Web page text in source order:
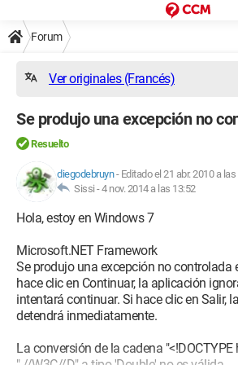
Forum
Ver originales (Francés)
Se produjo una excepción no
Resuelto
diegodebruyn- Editado el 21 abr. 2010 a
Sissi -4 nov. 2014 a las 13:52
Hola, estoy en Windows 7
Microsoft.NET Framework
Se produjo una excepción no controlada
hace clic en Continuar, la aplicación
intentará continuar. Si hace clic en Salir,
detendrá inmediatamente.
La conversión de la cadena "<!DOCTYPE